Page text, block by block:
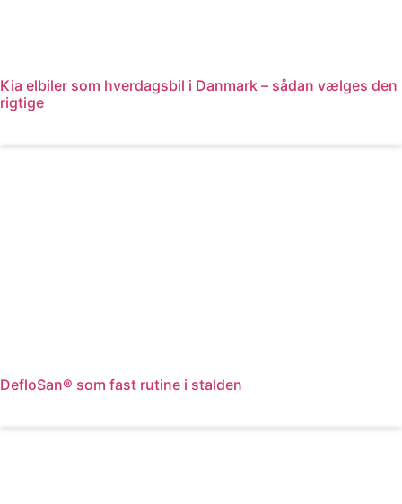
Kia elbiler som hverdagsbil i Danmark – sådan vælges den
rigtige
DefloSan® som fast rutine i stalden